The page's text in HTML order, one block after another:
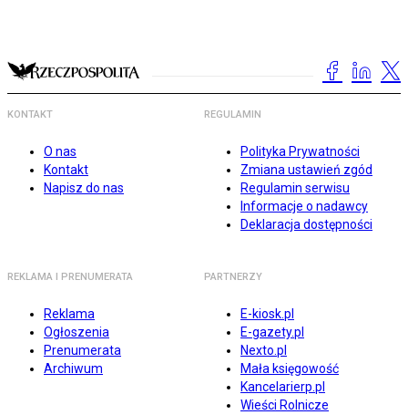
KONTAKT
O nas
Kontakt
Napisz do nas
REGULAMIN
Polityka Prywatności
Zmiana ustawień zgód
Regulamin serwisu
Informacje o nadawcy
Deklaracja dostępności
REKLAMA I PRENUMERATA
Reklama
Ogłoszenia
Prenumerata
Archiwum
PARTNERZY
E-kiosk.pl
E-gazety.pl
Nexto.pl
Mała księgowość
Kancelarierp.pl
Wieści Rolnicze